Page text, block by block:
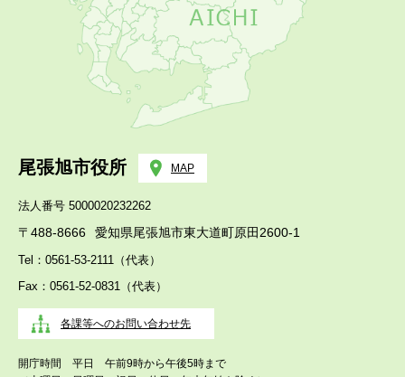
尾張旭市役所 MAP
法人番号 5000020232262
〒488-8666 愛知県尾張旭市東大道町原田2600-1
Tel：0561-53-2111（代表）
Fax：0561-52-0831（代表）
各課等へのお問い合わせ先
開庁時間 平日 午前9時から午後5時まで